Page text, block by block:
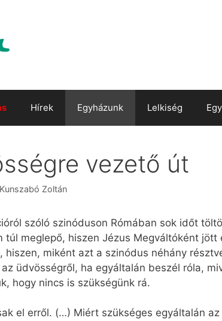
Hírek Egyházunk Lelkiség
vezető út
Kunszabó Zoltán
szóló szinóduson Rómában sok időt
túl meglepő, hiszen Jézus Megváltóként
hiszen, miként azt a szinódus néhány
üdvösségről, ha egyáltalán beszél róla,
hogy nincs is szükségünk rá.
el erről. (…) Miért szükséges egyáltalán